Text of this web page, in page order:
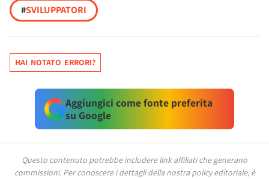
#SVILUPPATORI
HAI NOTATO ERRORI?
Aggiungici come fonte preferita
su Google
Questo contenuto potrebbe includere link affiliati che generano
commissioni. Per conoscere i dettagli della nostra policy editoriale, è